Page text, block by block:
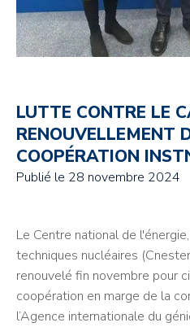
LUTTE CONTRE LE
RENOUVELLEMENT
COOPÉRATION
Publié le 28 novembre 2024
Le Centre national de
techniques nucléaires
renouvelé fin novembre pour
coopération en marge de la
l’Agence internationale du